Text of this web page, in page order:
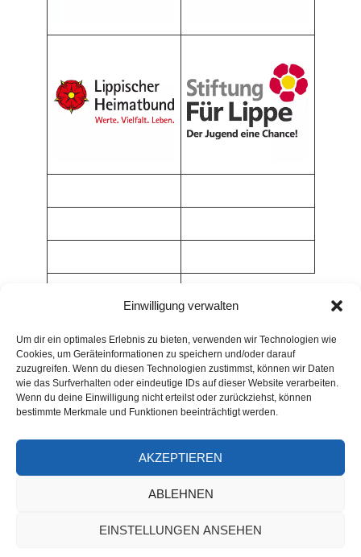
Einwilligung verwalten
Um dir ein optimales Erlebnis zu bieten, verwenden wir Technologien wie
Cookies, um Geräteinformationen zu speichern und/oder darauf
zuzugreifen. Wenn du diesen Technologien zustimmst, können wir Daten
wie das Surfverhalten oder eindeutige IDs auf dieser Website verarbeiten.
Wenn du deine Einwilligung nicht erteilst oder zurückziehst, können
bestimmte Merkmale und Funktionen beeinträchtigt werden.
AKZEPTIEREN
ABLEHNEN
EINSTELLUNGEN ANSEHEN